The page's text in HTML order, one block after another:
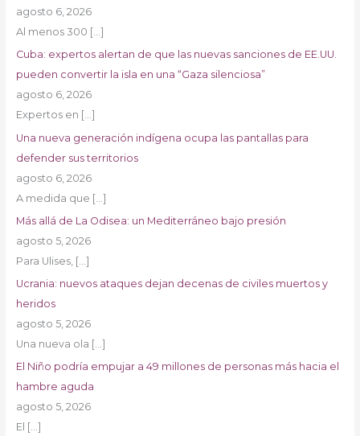
agosto 6, 2026
Al menos 300 […]
Cuba: expertos alertan de que las nuevas sanciones de EE.UU.
pueden convertir la isla en una “Gaza silenciosa”
agosto 6, 2026
Expertos en […]
Una nueva generación indígena ocupa las pantallas para
defender sus territorios
agosto 6, 2026
A medida que […]
Más allá de La Odisea: un Mediterráneo bajo presión
agosto 5, 2026
Para Ulises, […]
Ucrania: nuevos ataques dejan decenas de civiles muertos y
heridos
agosto 5, 2026
Una nueva ola […]
El Niño podría empujar a 49 millones de personas más hacia el
hambre aguda
agosto 5, 2026
El […]